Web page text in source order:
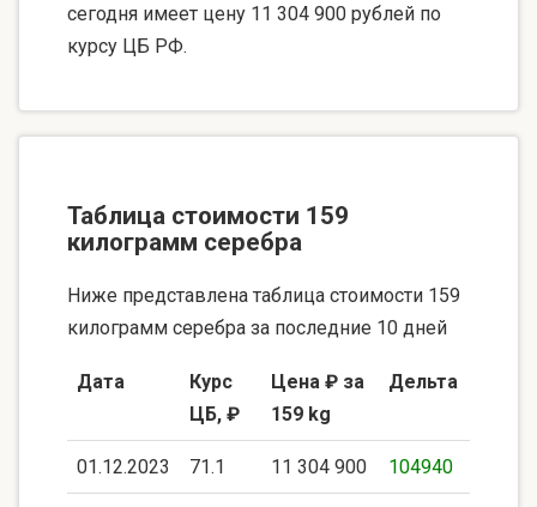
сегодня имеет цену 11 304 900 рублей по
курсу ЦБ РФ.
Таблица стоимости 159
килограмм серебра
Ниже представлена таблица стоимости 159
килограмм серебра за последние 10 дней
Дата
Курс
ЦБ, ₽
Цена ₽ за
159 kg
Дельта
01.12.2023 71.1 11 304 900 104940